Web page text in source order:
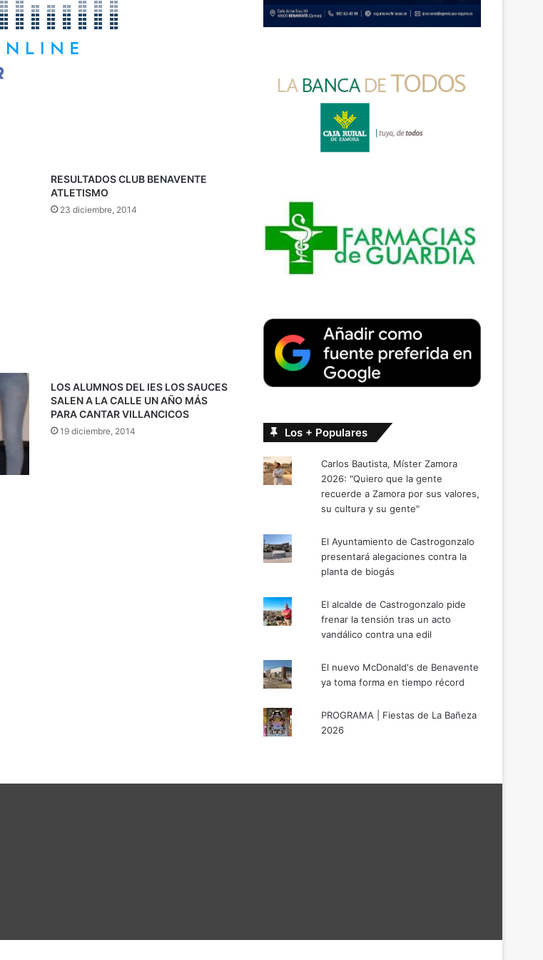
RESULTADOS CLUB BENAVENTE
ATLETISMO
23 diciembre, 2014
LOS ALUMNOS DEL IES LOS SAUCES
SALEN A LA CALLE UN AÑO MÁS
PARA CANTAR VILLANCICOS
19 diciembre, 2014 Los + Populares
Carlos Bautista, Míster Zamora
2026: "Quiero que la gente
recuerde a Zamora por sus valores,
su cultura y su gente"
El Ayuntamiento de Castrogonzalo
presentará alegaciones contra la
planta de biogás
El alcalde de Castrogonzalo pide
frenar la tensión tras un acto
vandálico contra una edil
El nuevo McDonald's de Benavente
ya toma forma en tiempo récord
PROGRAMA | Fiestas de La Bañeza
2026